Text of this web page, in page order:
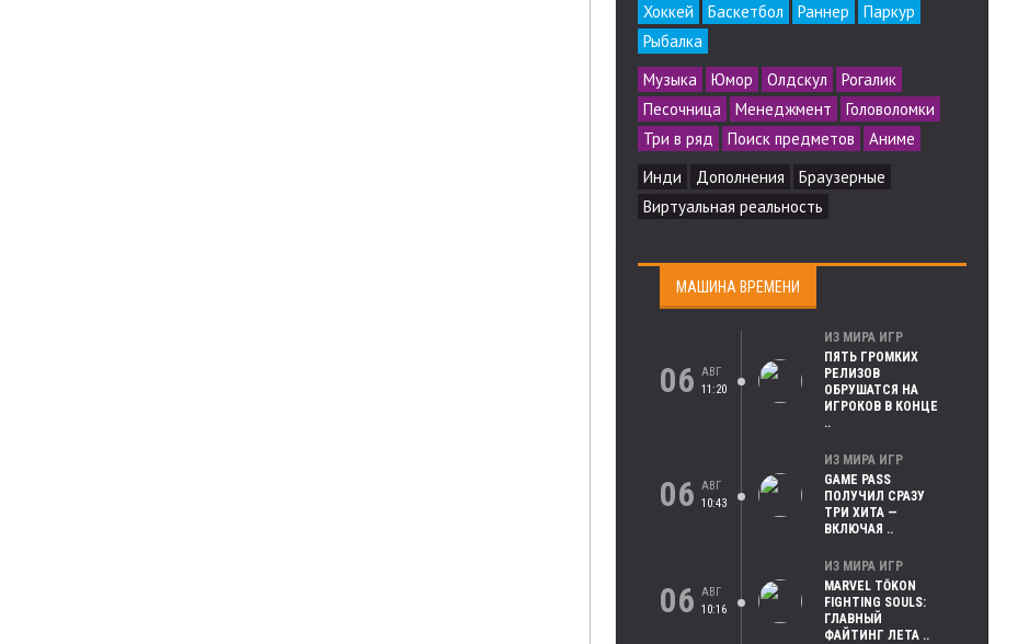
Хоккей
Баскетбол Раннер
Паркур
Рыбалка
Музыка
Юмор Олдскул
Рогалик
Песочница
Менеджмент
Головоломки
Три в ряд
Поиск предметов
Аниме
Инди
Дополнения
Браузерные
Виртуальная реальность
МАШИНА ВРЕМЕНИ
06 АВГ
11:20
ИЗ МИРА ИГР
ПЯТЬ ГРОМКИХ
РЕЛИЗОВ
ОБРУШАТСЯ НА
ИГРОКОВ В КОНЦЕ
..
06 АВГ
10:43
ИЗ МИРА ИГР
GAME PASS
ПОЛУЧИЛ СРАЗУ
ТРИ ХИТА —
ВКЛЮЧАЯ ..
06 АВГ
10:16
ИЗ МИРА ИГР
MARVEL TŌKON
FIGHTING SOULS:
ГЛАВНЫЙ
ФАЙТИНГ ЛЕТА ..